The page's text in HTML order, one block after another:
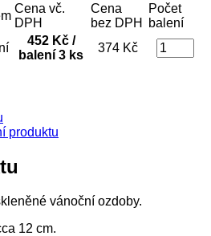
Cena vč.
DPH
Cena
bez DPH
Počet
balení
452 Kč /
balení 3 ks
374 Kč
produktu
vánoční ozdoby.
12 cm.